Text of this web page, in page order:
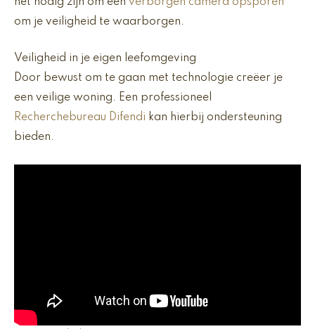
om je veiligheid te waarborgen.
Veiligheid in je eigen leefomgeving
Door bewust om te gaan met technologie creëer je
een veilige woning. Een professioneel
Recherchebureau Difendi kan hierbij ondersteuning
bieden.